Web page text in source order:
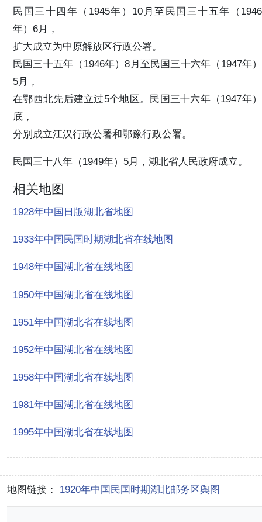
民国三十四年（1945年）10月至民国三十五年（1946
年）6月，
扩大成立为中原解放区行政公署。
民国三十五年（1946年）8月至民国三十六年（1947年）
5月，
在鄂西北先后建立过5个地区。民国三十六年（1947年）
底，
分别成立江汉行政公署和鄂豫行政公署。
民国三十八年（1949年）5月，湖北省人民政府成立。
相关地图
1928年中国日版湖北省地图
1933年中国民国时期湖北省在线地图
1948年中国湖北省在线地图
1950年中国湖北省在线地图
1951年中国湖北省在线地图
1952年中国湖北省在线地图
1958年中国湖北省在线地图
1981年中国湖北省在线地图
1995年中国湖北省在线地图
地图链接： 1920年中国民国时期湖北邮务区舆图